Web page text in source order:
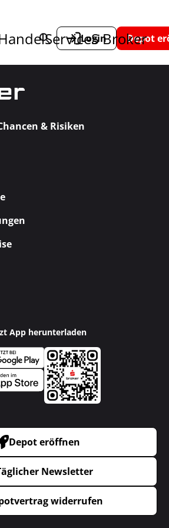
ServiceS Broker
Login Depot
& Risiken
App herunterladen
Depot eröffnen
Newsletter
widerrufen